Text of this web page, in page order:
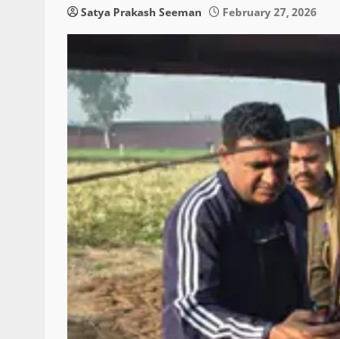
Satya Prakash Seeman February 27, 2026